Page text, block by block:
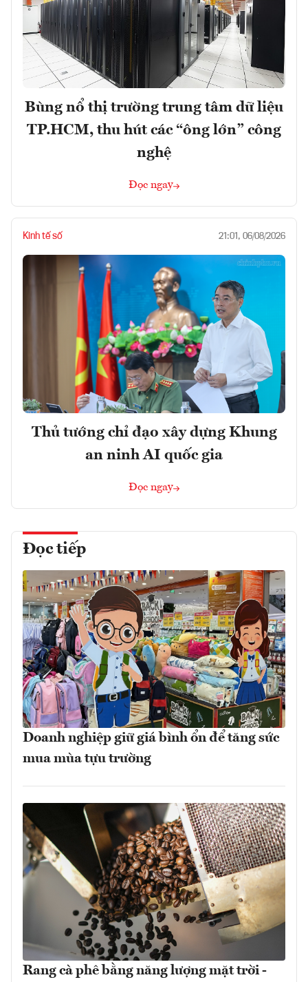
Bùng nổ thị trường trung tâm dữ liệu
TP.HCM, thu hút các “ông lớn” công
nghệ
Đọc ngay
Kinh tế số 21:01, 06/08/2026
Thủ tướng chỉ đạo xây dựng Khung
an ninh AI quốc gia
Đọc ngay
Đọc tiếp
Doanh nghiệp giữ giá bình ổn để tăng sức
mua mùa tựu trường
Rang cà phê bằng năng lượng mặt trời -